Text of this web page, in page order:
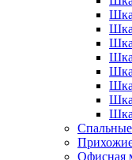
Офисная